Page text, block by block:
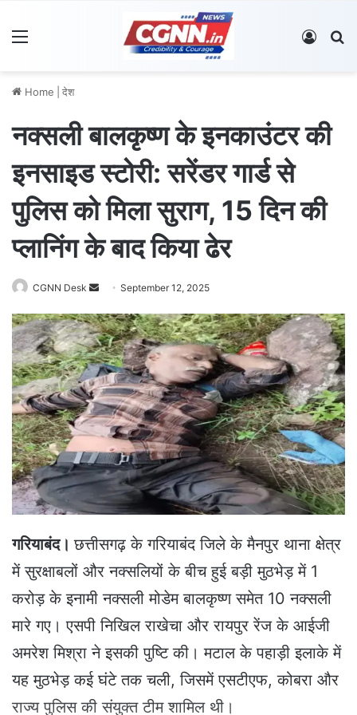
Log In
Home देश
नक्सली बालकृष्ण के इनकाउंटर की
इनसाइड स्टोरी: सरेंडर गार्ड से
पुलिस को मिला सुराग, 15 दिन की
प्लानिंग के बाद किया ढेर
CGNN Desk
n
d
a
n
e
m
a
i
l
September 12, 2025
गरियाबंद।छत्तीसगढ़ के गरियाबंद जिले के मैनपुर थाना क्षेत्र
में सुरक्षाबलों और नक्सलियों के बीच हुई बड़ी मुठभेड़ में 1
करोड़ के इनामी नक्सली मोडेम बालकृष्ण समेत 10 नक्सली
मारे गए। एसपी निखिल राखेचा और रायपुर रेंज के आईजी
अमरेश मिश्रा ने इसकी पुष्टि की। मटाल के पहाड़ी इलाके में
यह मुठभेड़ कई घंटे तक चली, जिसमें एसटीएफ, कोबरा और
राज्य पुलिस की संयुक्त टीम शामिल थी।